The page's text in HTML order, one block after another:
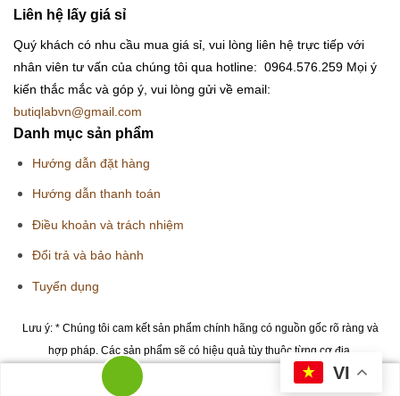
Liên hệ lấy giá sỉ
Quý khách có nhu cầu mua giá sỉ, vui lòng liên hệ trực tiếp với
nhân viên tư vấn của chúng tôi qua hotline: 0964.576.259 Mọi ý
kiến thắc mắc và góp ý, vui lòng gửi về email:
butiqlabvn@gmail.com
Danh mục sản phẩm
Hướng dẫn đặt hàng
Hướng dẫn thanh toán
Điều khoản và trách nhiệm
Đổi trả và bảo hành
Tuyển dụng
Lưu ý: * Chúng tôi cam kết sản phẩm chính hãng có nguồn gốc rõ ràng và
hợp pháp. Các sản phẩm sẽ có hiệu quả tùy thuộc từng cơ địa.
Copyright 2026 © Butiqlab.vn
VI